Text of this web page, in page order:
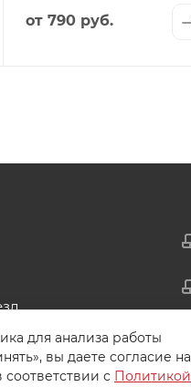
от 790 руб.
для анализа работы
вы даете согласие на
с Политикой